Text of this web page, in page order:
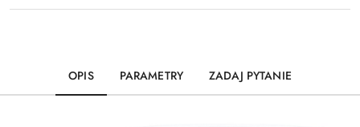
OPIS PARAMETRY ZADAJ PYTANIE